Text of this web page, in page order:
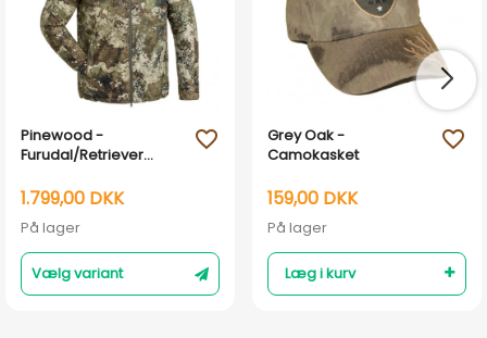
Pinewood -
Furudal/Retriever
Jagtjakke
1.799,00 DKK
På lager
Vælg variant
favorite_outline
Grey Oak -
Camokasket
159,00 DKK
På lager
Læg i kurv
favorite_outline